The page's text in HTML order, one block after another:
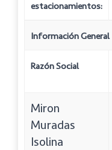
estacionamientos:
Información General
Razón Social
Miron
Muradas
Isolina